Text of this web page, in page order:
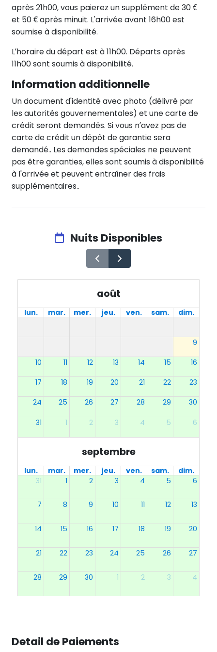
après 21h00, vous paierez un supplément de 30 €
et 50 € après minuit. L'arrivée avant 16h00 est
soumise à disponibilité.
L’horaire du départ est à 11h00. Départs après
11h00 sont soumis à disponibilité.
Information additionnelle
Un document d'identité avec photo (délivré par
les autorités gouvernementales) et une carte de
crédit seront demandés. Si vous n’avez pas de
carte de crédit un dépôt de garantie sera
demandé.. Les demandes spéciales ne peuvent
pas être garanties, elles sont soumis à disponibilité
à l'arrivée et peuvent entraîner des frais
supplémentaires..
Nuits Disponibles
août
lun. mar. mer. jeu. ven. sam. dim.
9
10 11 12 13 14 15 16
17 18 19 20 21 22 23
24 25 26 27 28 29 30
31 1 2 3 4 5 6
septembre
lun. mar. mer. jeu. ven. sam.
dim.
31
1 2 3 4 5 6
7 8 9 10 11 12 13
14 15 16 17 18 19 20
21 22 23 24 25 26 27
28 29 30 1 2 3 4
Detail de Paiements